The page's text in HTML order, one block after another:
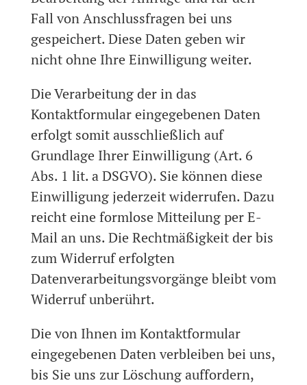
Fall von Anschlussfragen bei uns
gespeichert. Diese Daten geben wir
nicht ohne Ihre Einwilligung weiter.
Die Verarbeitung der in das
Kontaktformular eingegebenen Daten
erfolgt somit ausschließlich auf
Grundlage Ihrer Einwilligung (Art. 6
Abs. 1 lit. a DSGVO). Sie können diese
Einwilligung jederzeit widerrufen. Dazu
reicht eine formlose Mitteilung per E-
Mail an uns. Die Rechtmäßigkeit der bis
zum Widerruf erfolgten
Datenverarbeitungsvorgänge bleibt vom
Widerruf unberührt.
Die von Ihnen im Kontaktformular
eingegebenen Daten verbleiben bei uns,
bis Sie uns zur Löschung auffordern,